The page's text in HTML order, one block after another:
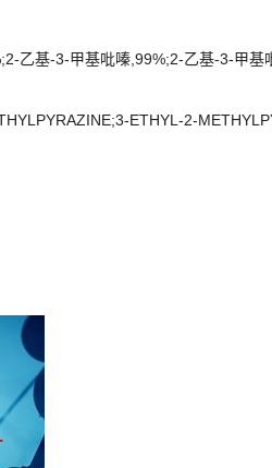
乙基-3-甲基吡嗪,99%;2-乙基-3-甲基
ETHYL-2-